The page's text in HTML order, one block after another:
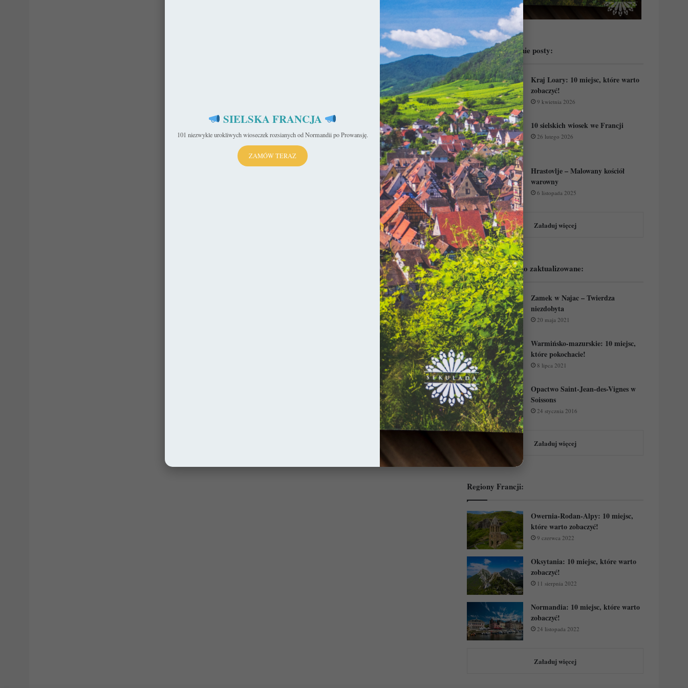
Przeczytaj ostatnie posty:
Kraj Loary: 10 miejsc, które warto
zobaczyć!
9 kwietnia 2026
10 sielskich wiosek we Francji
26 lutego 2026
Hrastovlje – Malowany kościół
warowny
6 listopada 2025
Załaduj więcej
Podejrzyj ostatnio zaktualizowane:
Zamek w Najac – Twierdza
niezdobyta
20 maja 2021
Warmińsko-mazurskie: 10 miejsc,
które pokochacie!
8 lipca 2021
Opactwo Saint-Jean-des-Vignes w
Soissons
24 stycznia 2016
Załaduj więcej
Regiony Francji:
Owernia-Rodan-Alpy: 10 miejsc,
które warto zobaczyć!
9 czerwca 2022
Oksytania: 10 miejsc, które warto
zobaczyć!
11 sierpnia 2022
Normandia: 10 miejsc, które warto
zobaczyć!
24 listopada 2022
Załaduj więcej
SIELSKA FRANCJA
101 niezwykle urokliwych wioseczek rozsianych od Normandii po Prowansję.
ZAMÓW TERAZ